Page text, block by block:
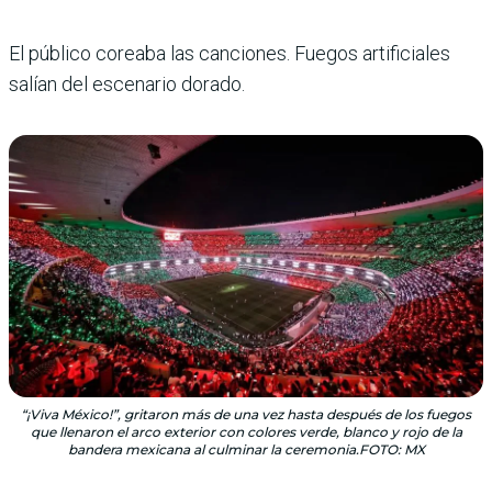
El público coreaba las cancio­nes. Fuegos artificiales
salían del escenario dorado.
“¡Viva México!”, gritaron más de una vez hasta después de los fuegos
que llenaron el arco exterior con colores verde, blanco y rojo de la
bandera mexicana al culminar la ceremonia.FOTO: MX